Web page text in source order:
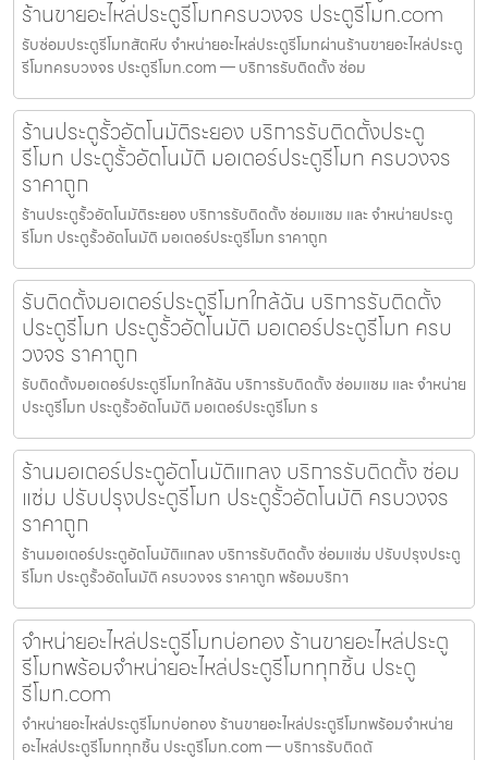
ร้านขายอะไหล่ประตูรีโมทครบวงจร ประตูรีโมท.com
รับซ่อมประตูรีโมทสัตหีบ จำหน่ายอะไหล่ประตูรีโมทผ่านร้านขายอะไหล่ประตู
รีโมทครบวงจร ประตูรีโมท.com — บริการรับติดตั้ง ซ่อม
ร้านประตูรั้วอัตโนมัติระยอง บริการรับติดตั้งประตู
รีโมท ประตูรั้วอัตโนมัติ มอเตอร์ประตูรีโมท ครบวงจร
ราคาถูก
ร้านประตูรั้วอัตโนมัติระยอง บริการรับติดตั้ง ซ่อมแซม และ จำหน่ายประตู
รีโมท ประตูรั้วอัตโนมัติ มอเตอร์ประตูรีโมท ราคาถูก
รับติดตั้งมอเตอร์ประตูรีโมทใกล้ฉัน บริการรับติดตั้ง
ประตูรีโมท ประตูรั้วอัตโนมัติ มอเตอร์ประตูรีโมท ครบ
วงจร ราคาถูก
รับติดตั้งมอเตอร์ประตูรีโมทใกล้ฉัน บริการรับติดตั้ง ซ่อมแซม และ จำหน่าย
ประตูรีโมท ประตูรั้วอัตโนมัติ มอเตอร์ประตูรีโมท ร
ร้านมอเตอร์ประตูอัตโนมัติแกลง บริการรับติดตั้ง ซ่อม
แซ่ม ปรับปรุงประตูรีโมท ประตูรั้วอัตโนมัติ ครบวงจร
ราคาถูก
ร้านมอเตอร์ประตูอัตโนมัติแกลง บริการรับติดตั้ง ซ่อมแซ่ม ปรับปรุงประตู
รีโมท ประตูรั้วอัตโนมัติ ครบวงจร ราคาถูก พร้อมบริกา
จำหน่ายอะไหล่ประตูรีโมทบ่อทอง ร้านขายอะไหล่ประตู
รีโมทพร้อมจำหน่ายอะไหล่ประตูรีโมททุกชิ้น ประตู
รีโมท.com
จำหน่ายอะไหล่ประตูรีโมทบ่อทอง ร้านขายอะไหล่ประตูรีโมทพร้อมจำหน่าย
อะไหล่ประตูรีโมททุกชิ้น ประตูรีโมท.com — บริการรับติดตั